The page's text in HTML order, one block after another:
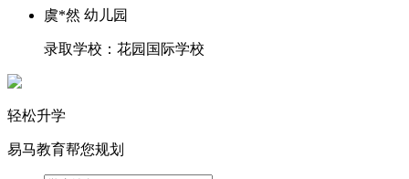
虞*然 幼儿园
录取学校：花园国际学校
轻松升学
易马教育帮您规划